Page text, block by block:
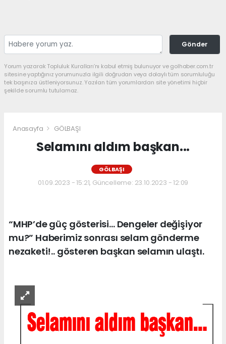
Gönder
Yorum yazarak Topluluk Kuralları’nı kabul etmiş bulunuyor ve golhaber.com.tr
sitesine yaptığınız yorumunuzla ilgili doğrudan veya dolaylı tüm sorumluluğu
tek başınıza üstleniyorsunuz. Yazılan tüm yorumlardan site yönetimi hiçbir
şekilde sorumlu tutulamaz.
Anasayfa GÖLBAŞI
Selamını aldım başkan...
GÖLBAŞI
01.09.2023 - 15:21, Güncelleme: 23.10.2023 - 12:09
“MHP’de güç gösterisi… Dengeler değişiyor
mu?” Haberimiz sonrası selam gönderme
nezaketi!.. gösteren başkan selamın ulaştı.